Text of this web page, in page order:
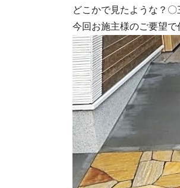
どこかで見たような？〇
今回お施主様のご要望で